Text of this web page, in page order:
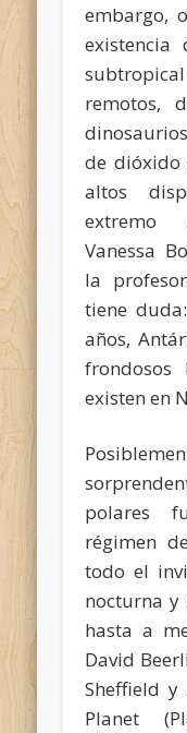
embargo,
existencia
remotos,
de dióxido
altos
extremo
Vanessa
la
tiene
años,
frondosos
existen en
polares
régimen
todo el
nocturna
hasta a
David
Sheffield
Planet